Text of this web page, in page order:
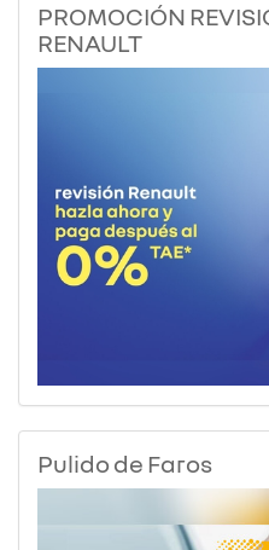
PROMOCIÓN
RENAULT
Pulido de Faros